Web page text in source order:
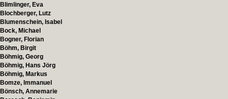
Blimlinger, Eva
Blochberger, Lutz
Blumenschein, Isabel
Bock, Michael
Bogner, Florian
Böhm, Birgit
Böhmig, Georg
Böhmig, Hans Jörg
Böhmig, Markus
Bomze, Immanuel
Bönsch, Annemarie